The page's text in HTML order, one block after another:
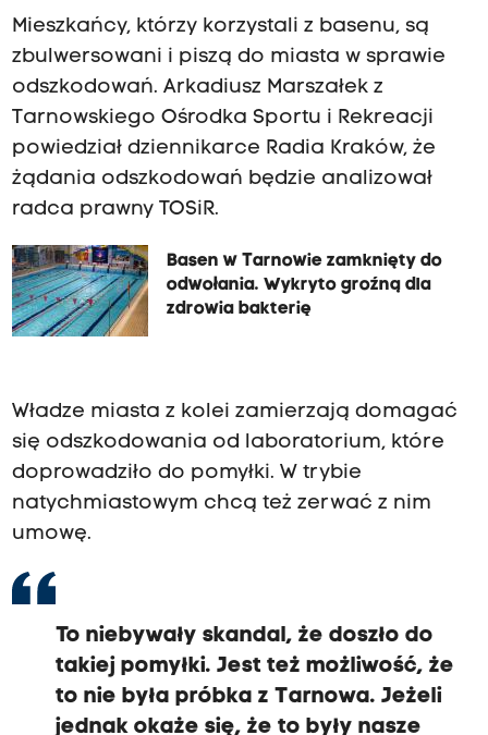
Mieszkańcy, którzy korzystali z basenu, są
zbulwersowani i piszą do miasta w sprawie
odszkodowań. Arkadiusz Marszałek z
Tarnowskiego Ośrodka Sportu i Rekreacji
powiedział dziennikarce Radia Kraków, że
żądania odszkodowań będzie analizował
radca prawny TOSiR.
Basen w Tarnowie zamknięty do
odwołania. Wykryto groźną dla
zdrowia bakterię
Władze miasta z kolei zamierzają domagać
się odszkodowania od laboratorium, które
doprowadziło do pomyłki. W trybie
natychmiastowym chcą też zerwać z nim
umowę.
To niebywały skandal, że doszło do
takiej pomyłki. Jest też możliwość, że
to nie była próbka z Tarnowa. Jeżeli
jednak okaże się, że to były nasze
o
k
i
e
l
e
k
t
r
c